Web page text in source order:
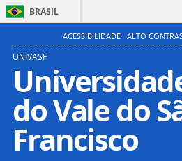
BRASIL
ACESSIBILIDADE ALTO
UNIVASF
do Vale do
Francisco